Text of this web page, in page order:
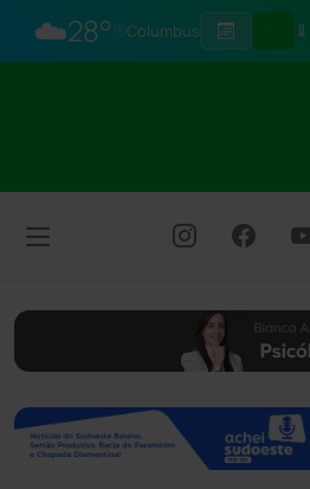
☁️28° Columbus